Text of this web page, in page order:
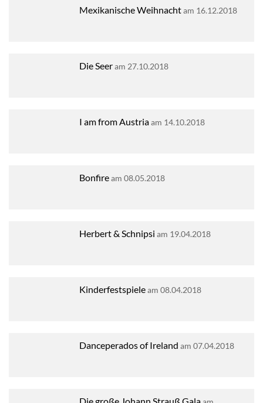
Mexikanische Weihnachtam 16.12.2018
Die Seeram 27.10.2018
I am from Austriaam 14.10.2018
Bonfiream 08.05.2018
Herbert & Schnipsi am 19.04.2018
Kinderfestspieleam 08.04.2018
Danceperados of Ireland am 07.04.2018